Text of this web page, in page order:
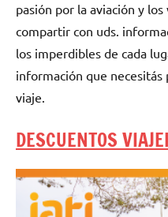
pasión por la aviación y
compartir con uds.
los imperdibles de cada
información que
viaje.
DESCUENTOS